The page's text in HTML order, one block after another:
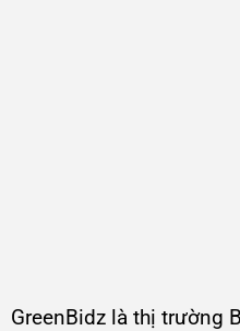
GreenBidz là thị trường